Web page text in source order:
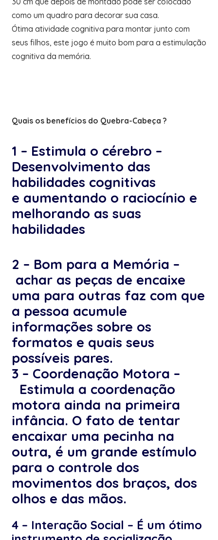
como um quadro para decorar sua casa.
Ótima atividade cognitiva para montar junto com
seus filhos, este jogo é muito bom para a estimulação
cognitiva da memória.
Quais os benefícios do Quebra-Cabeça ?
1 – Estimula o cérebro –
Desenvolvimento das
habilidades cognitivas
e aumentando o raciocínio e
melhorando as suas
habilidades
2 – Bom para a Memória –
achar as peças de encaixe
uma para outras faz com que
a pessoa acumule
informações sobre os
formatos e quais seus
possíveis pares.
3 – Coordenação Motora –
Estimula a coordenação
motora ainda na primeira
infância. O fato de tentar
encaixar uma pecinha na
outra, é um grande estímulo
para o controle dos
movimentos dos braços, dos
olhos e das mãos.
4 – Interação Social – É um ótimo